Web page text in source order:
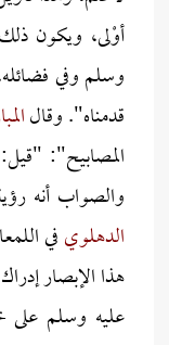
أوْلى، ويكون
وسلم وفي
قدمناه". وقال
المصابيح":
والصواب أنه
الدهلويفي
هذا الإبصار
عليه وسلم على